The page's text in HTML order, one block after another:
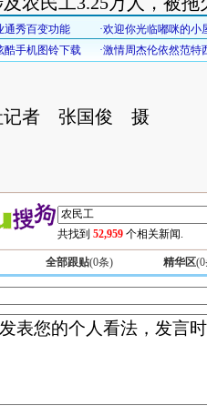
者 张国俊 摄
共找到 52,959 个相关新闻.
全部跟贴(0条) 精华区(0